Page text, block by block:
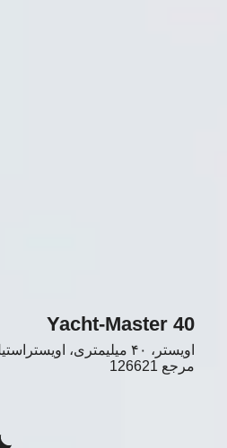
Yacht-Master 40
اویستر، ۴۰ میلیمتری، اویستراستیل و طلای اِوررُز
مرجع 126621